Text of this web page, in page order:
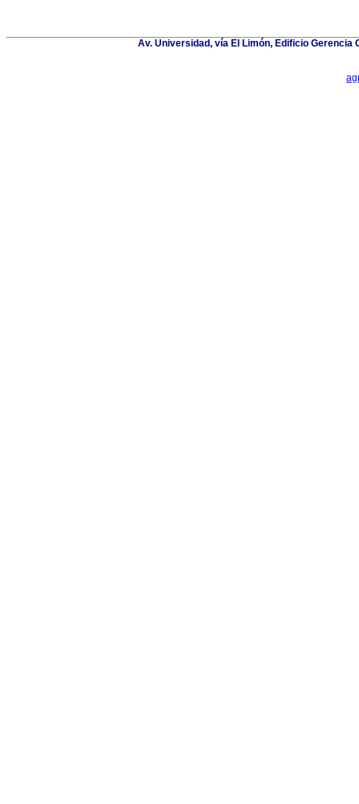
Av. Universidad, vía El Limón, Edificio Gerencia